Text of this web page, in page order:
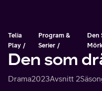
Telia
Play
Program &
Serier
Den
Den som
Drama2023Avsnitt 2